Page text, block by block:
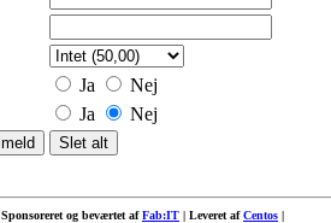
Ja
Nej
Ja Nej
og beværtet afFab:IT | Leveret afCentos |